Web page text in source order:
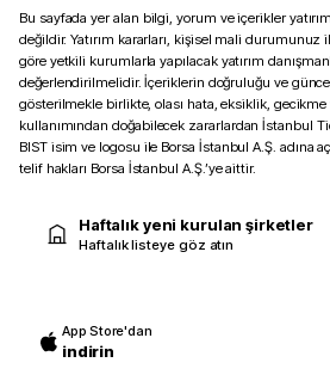
Bu sayfada yer alan bilgi, yorum ve içerikler
değildir. Yatırım kararları, kişisel mali
göre yetkili kurumlarla yapılacak yatırım
değerlendirilmelidir. İçeriklerin doğruluğu ve
gösterilmekle birlikte, olası hata, eksiklik,
kullanımından doğabilecek zararlardan İstanbul
BIST isim ve logosu ile Borsa İstanbul A.Ş. adına
telif hakları Borsa İstanbul A.Ş.’ye aittir.
Haftalık yeni kurulan şirketler
Haftalık listeye göz atın
App Store'dan
indirin